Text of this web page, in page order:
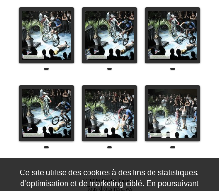
© 2026 Studio Passion
Tous droits réservés
Ce site utilise des cookies à des fins de statistiques,
d’optimisation et de marketing ciblé. En poursuivant